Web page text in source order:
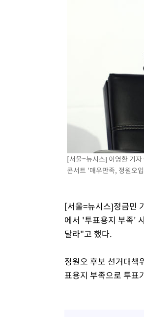
[서울=뉴시스] 이영환 기
콘서트 '매우만족, 정원오
[서울=뉴시스]정금민
에서 '투표용지 부족'
달라"고 했다.
정원오 후보 선거대책
표용지 부족으로 투표